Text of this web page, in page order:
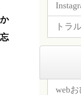
トラ
webお